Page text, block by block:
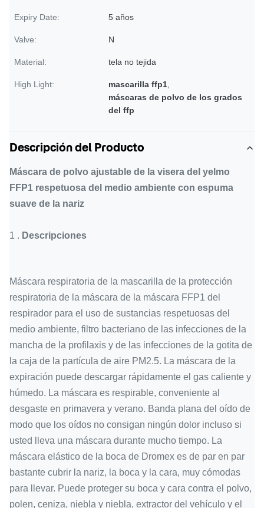
Expiry Date: 5 años
Valve: N
Material: tela no tejida
High Light: mascarilla ffp1
máscaras de polvo de los grados
del ffp
Descripción del Producto
Máscara de polvo ajustable de la visera del yelmo
FFP1 respetuosa del medio ambiente con espuma
suave de la nariz
1 . Descripciones
Máscara respiratoria de la mascarilla de la protección
respiratoria de la máscara de la máscara FFP1 del
respirador para el uso de sustancias respetuosas del
medio ambiente, filtro bacteriano de las infecciones de la
mancha de la profilaxis y de las infecciones de la gotita de
la caja de la partícula de aire PM2.5. La máscara de la
expiración puede descargar rápidamente el gas caliente y
húmedo. La máscara es respirable, conveniente al
desgaste en primavera y verano. Banda plana del oído de
modo que los oídos no consigan ningún dolor incluso si
usted lleva una máscara durante mucho tiempo. La
máscara elástico de la boca de Dromex es de par en par
bastante cubrir la nariz, la boca y la cara, muy cómodas
para llevar. Puede proteger su boca y cara contra el polvo,
polen, ceniza, niebla y niebla, extractor del vehículo y el